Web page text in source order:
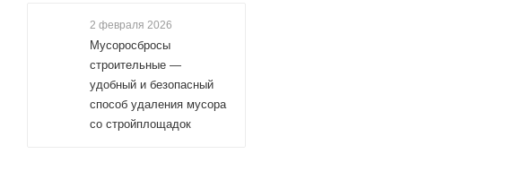
2 февраля 2026
Мусоросбросы
строительные —
удобный и безопасный
способ удаления мусора
со стройплощадок